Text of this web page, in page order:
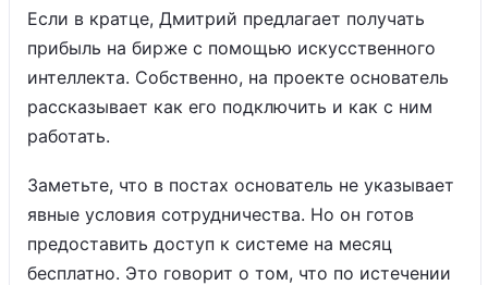
Если в кратце, Дмитрий предлагает получать
прибыль на бирже с помощью искусственного
интеллекта. Собственно, на проекте основатель
рассказывает как его подключить и как с ним
работать.
Заметьте, что в постах основатель не указывает
явные условия сотрудничества. Но он готов
предоставить доступ к системе на месяц
бесплатно. Это говорит о том, что по истечении